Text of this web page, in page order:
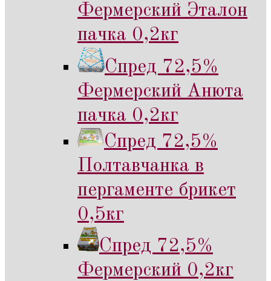
Фермерский Эталон
пачка 0,2кг
Спред 72,5%
Фермерский Анюта
пачка 0,2кг
Спред 72,5%
Полтавчанка в
пергаменте брикет
0,5кг
Спред 72,5%
Фермерский 0,2кг